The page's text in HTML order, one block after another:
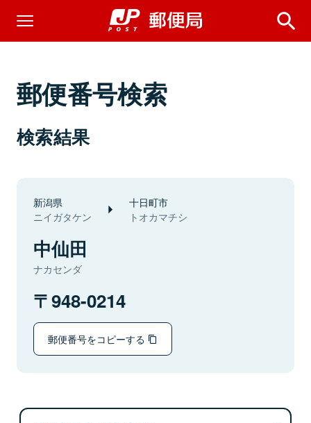
郵便番号検索
検索結果
新潟県
ニイガタケン
十日町市
トオカマチシ
中仙田
ナカセンダ
948-0214
郵便番号をコピーする